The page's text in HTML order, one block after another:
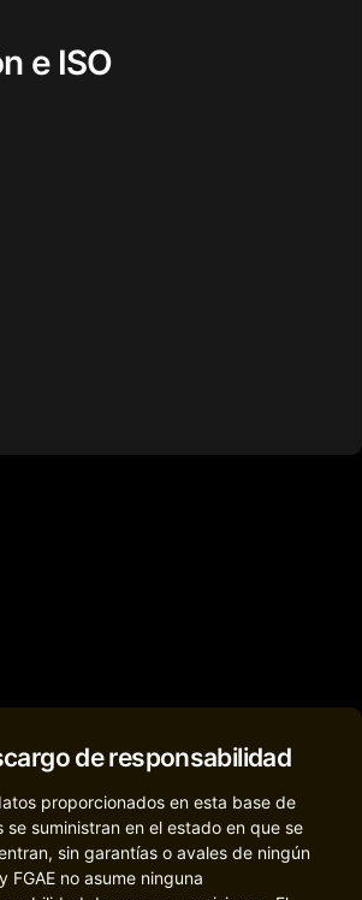
e ISO
de responsabilidad
proporcionados en esta base de
se suministran en el estado en que se
sin garantías o avales de ningún
FGAE no asume ninguna